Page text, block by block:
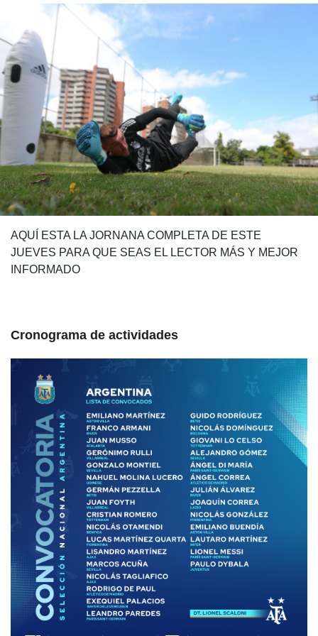
AQUÍ ESTA LA JORNANA COMPLETA DE ESTE
JUEVES PARA QUE SEAS EL LECTOR MÁS Y MEJOR
INFORMADO
Cronograma de actividades